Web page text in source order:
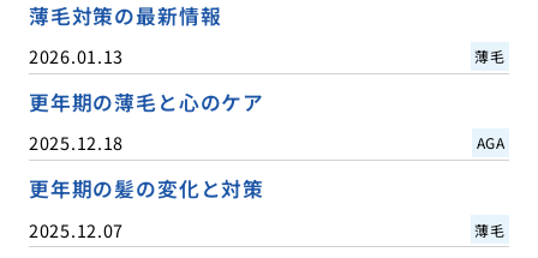
薄毛対策の最新情報
2026.01.13 薄毛
更年期の薄毛と心のケア
2025.12.18 AGA
更年期の髪の変化と対策
2025.12.07 薄毛